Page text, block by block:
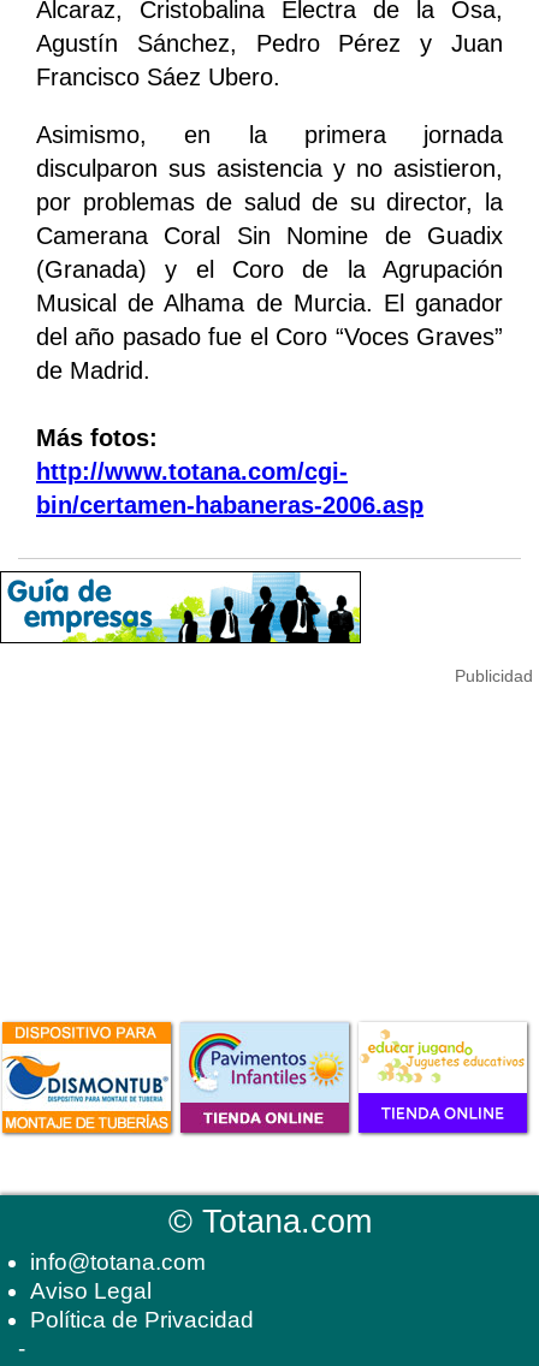
Alcaraz, Cristobalina Electra de la Osa,
Agustín Sánchez, Pedro Pérez y Juan
Francisco Sáez Ubero.
Asimismo, en la primera jornada
disculparon sus asistencia y no asistieron,
por problemas de salud de su director, la
Camerana Coral Sin Nomine de Guadix
(Granada) y el Coro de la Agrupación
Musical de Alhama de Murcia. El ganador
del año pasado fue el Coro “Voces Graves”
de Madrid.
Más fotos:
http://www.totana.com/cgi-
bin/certamen-habaneras-2006.asp
©Totana.com
info@totana.com
Aviso Legal
Política de Privacidad
-